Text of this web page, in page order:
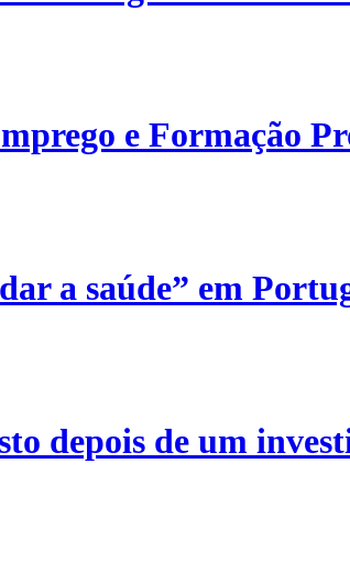
e Formação
a saúde” em
depois de um